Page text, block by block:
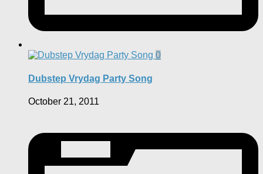
0
Dubstep Vrydag Party Song
October 21, 2011